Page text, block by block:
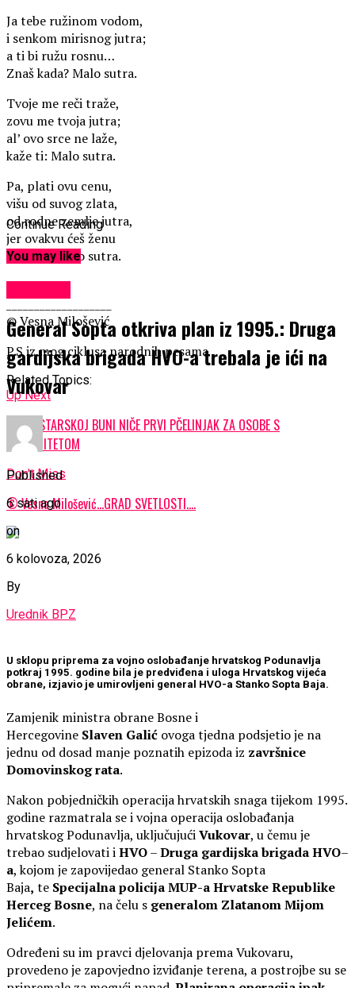
Ja tebe ružinom vodom,
i senkom mirisnog jutra;
a ti bi ružu rosnu…
Znaš kada? Malo sutra.
Tvoje me reči traže,
zovu me tvoja jutra;
al’ ovo srce ne laže,
kaže ti: Malo sutra.
Pa, plati ovu cenu,
višu od suvog zlata,
od rodne zemlje jutra,
jer ovakvu ćeš ženu
dostići – malo sutra.
___________________
© Vesna Milošević
P.S iz mog ciklusa narodnih pesama
Related Topics:
Up Next
NA MOSTARSKOJ BUNI NIČE PRVI PČELINJAK ZA OSOBE S
INVALIDITETOM
Don't Miss
© Vesna Milošević…GRAD SVETLOSTI….
Continue Reading
You may like
General Sopta otkriva plan iz 1995.: Druga
gardijska brigada HVO-a trebala je ići na
Vukovar
Published
6 sati ago
on
6 kolovoza, 2026
By
Urednik BPZ
U sklopu priprema za vojno oslobađanje hrvatskog Podunavlja
potkraj 1995. godine bila je predviđena i uloga Hrvatskog vijeća
obrane, izjavio je umirovljeni general HVO-a Stanko Sopta Baja.
Zamjenik ministra obrane Bosne i
Hercegovine Slaven Galić ovoga tjedna podsjetio je na
jednu od dosad manje poznatih epizoda iz završnice
Domovinskog rata.
Nakon pobjedničkih operacija hrvatskih snaga tijekom 1995.
godine razmatrala se i vojna operacija oslobađanja
hrvatskog Podunavlja, uključujućiVukovar, u čemu je
trebao sudjelovati iHVO–Druga gardijska brigada HVO–
a, kojom je zapovijedao general Stanko Sopta
Baja, te Specijalna policija MUP-a Hrvatske Republike
Herceg Bosne, na čelu s generalom Zlatanom Mijom
Jelićem.
Određeni su im pravci djelovanja prema Vukovaru,
provedeno je zapovjedno izviđanje terena, a postrojbe su se